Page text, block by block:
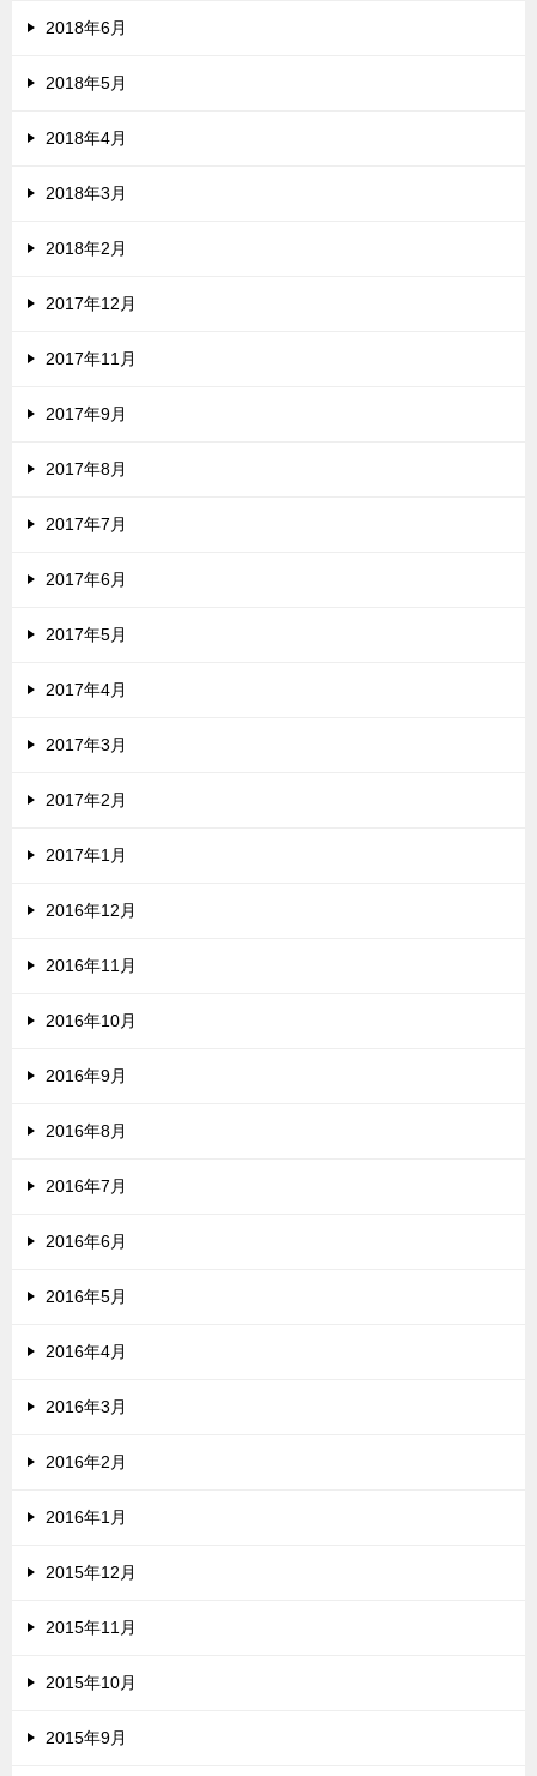
2018年6月
2018年5月
2018年4月
2018年3月
2018年2月
2017年12月
2017年11月
2017年9月
2017年8月
2017年7月
2017年6月
2017年5月
2017年4月
2017年3月
2017年2月
2017年1月
2016年12月
2016年11月
2016年10月
2016年9月
2016年8月
2016年7月
2016年6月
2016年5月
2016年4月
2016年3月
2016年2月
2016年1月
2015年12月
2015年11月
2015年10月
2015年9月